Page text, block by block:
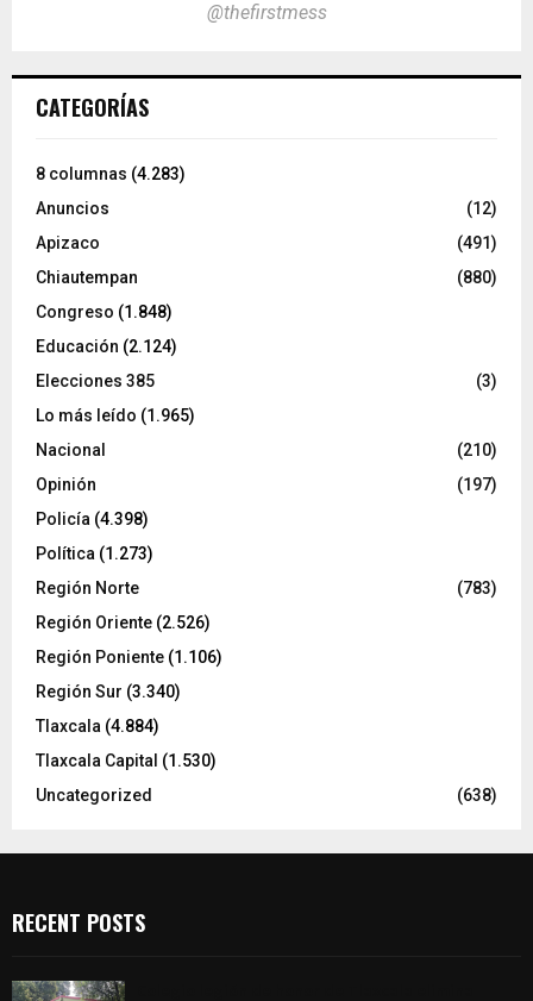
@thefirstmess
CATEGORÍAS
8 columnas (4.283)
Anuncios
(12)
Apizaco
(491)
Chiautempan
(880)
Congreso (1.848)
Educación (2.124)
Elecciones 385
(3)
Lo más leído (1.965)
Nacional
(210)
Opinión
(197)
Policía (4.398)
Política (1.273)
Región Norte
(783)
Región Oriente (2.526)
Región Poniente (1.106)
Región Sur (3.340)
Tlaxcala (4.884)
Tlaxcala Capital (1.530)
Uncategorized
(638)
RECENT POSTS